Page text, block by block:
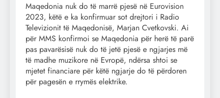
Maqedonia nuk do të marrë pjesë në Eurovision
2023, këtë e ka konfirmuar sot drejtori i Radio
Televizionit të Maqedonisë, Marjan Cvetkovski. Ai
për MMS konfirmoi se Maqedonia për herë të parë
pas pavarësisë nuk do të jetë pjesë e ngjarjes më
të madhe muzikore në Evropë, ndërsa shtoi se
mjetet financiare për këtë ngjarje do të përdoren
për pagesën e rrymës elektrike.